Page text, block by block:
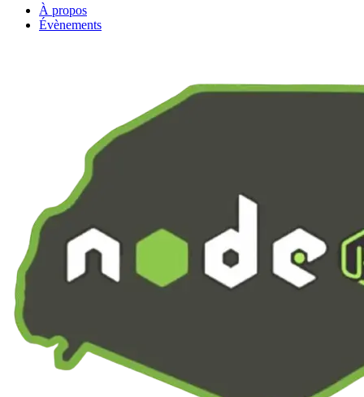
À propos
Évènements